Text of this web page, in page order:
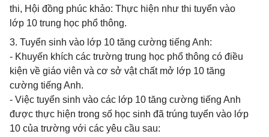
thi, Hội đồng phúc khảo: Thực hiện như thi tuyển vào
lớp 10 trung học phổ thông.
3. Tuyển sinh vào lớp 10 tăng cường tiếng Anh:
- Khuyến khích các trường trung học phổ thông có điều
kiện về giáo viên và cơ sở vật chất mở lớp 10 tăng
cường tiếng Anh.
- Việc tuyển sinh vào các lớp 10 tăng cường tiếng Anh
được thực hiện trong số học sinh đã trúng tuyển vào lớp
10 của trường với các yêu cầu sau: